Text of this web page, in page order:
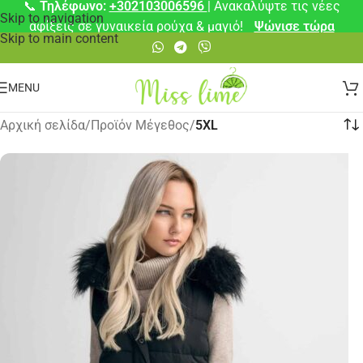
Skip to navigation
Skip to main content
📞 Τηλέφωνο: +302103006596 | Ανακαλύψτε τις νέες
αφίξεις σε γυναικεία ρούχα & μαγιό!
Ψώνισε τώρα
MENU
Αρχική σελίδα/Προϊόν Μέγεθος/5XL